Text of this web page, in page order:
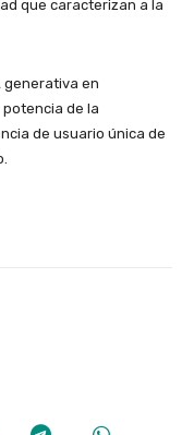
que caracterizan a la
generativa en
de la
de usuario única de